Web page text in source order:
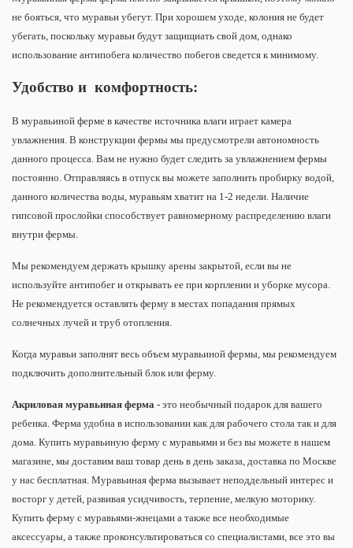
не бояться, что муравьи убегут. При хорошем уходе, колония не будет
убегать, поскольку муравьи будут защищиать свой дом, однако
использование антипобега количество побегов сведется к минимому.
Удобство и комфортность:
В муравьиной ферме в качестве источника влаги играет камера
увлажнения. В конструкции фермы мы предусмотрели автономность
данного процесса. Вам не нужно будет следить за увлажнением фермы
постоянно. Отправляясь в отпуск вы можете заполнить пробирку водой,
данного количества воды, муравьям хватит на 1-2 недели. Наличие
гипсовой прослойки способствует равномерному распределению влаги
внутри фермы.
Мы рекомендуем держать крышку арены закрытой, если вы не
используйте антипобег и открывать ее при корплении и уборке мусора.
Не рекомендуется оставлять ферму в местах попадания прямых
солнечных лучей и труб отопления.
Когда муравьи заполнят весь объем муравьиной фермы, мы рекомендуем
подключить дополнительный блок или ферму.
Акриловая муравьиная ферма - это необычный подарок для вашего
ребенка. Ферма удобна в использовании как для рабочего стола так и для
дома. Купить муравьиную ферму с муравьями и без вы можете в нашем
магазине, мы доставим ваш товар день в день заказа, доставка по Москве
у нас бесплатная. Муравьиная ферма вызывает неподдельный интерес и
восторг у детей, развивая усидчивость, терпение, мелкую моторику.
Купить ферму с муравьями-жнецами а также все необходимые
аксессуары, а также проконсультироваться со специалистами, все это вы